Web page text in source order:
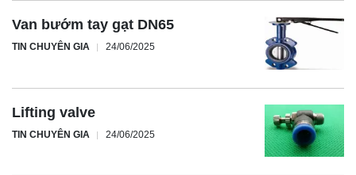
Van bướm tay gạt DN65
TIN CHUYÊN GIA 24/06/2025
Lifting valve
TIN CHUYÊN GIA 24/06/2025